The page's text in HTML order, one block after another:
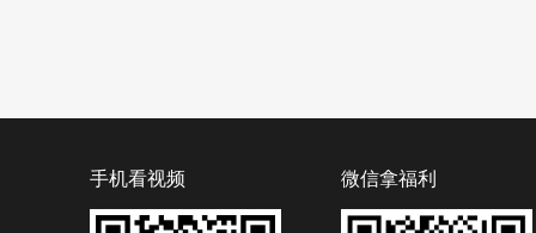
手机看视频 微信拿福利